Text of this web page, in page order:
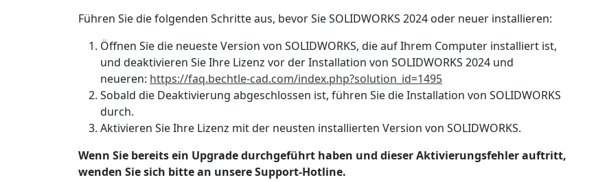
Führen Sie die folgenden Schritte aus, bevor Sie SOLIDWORKS 2024 oder neuer installieren:
Öffnen Sie die neueste Version von SOLIDWORKS, die auf Ihrem Computer installiert ist,
und deaktivieren Sie Ihre Lizenz vor der Installation von SOLIDWORKS 2024 und
neueren: https://faq.bechtle-cad.com/index.php?solution_id=1495
Sobald die Deaktivierung abgeschlossen ist, führen Sie die Installation von SOLIDWORKS
durch.
Aktivieren Sie Ihre Lizenz mit der neusten installierten Version von SOLIDWORKS.
Wenn Sie bereits ein Upgrade durchgeführt haben und dieser Aktivierungsfehler auftritt,
wenden Sie sich bitte an unsere Support-Hotline.